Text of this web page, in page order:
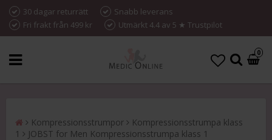
30 dagar returrätt
Snabb leverans
Fri frakt från 499 kr
Utmärkt 4.4 av 5 ★ Trustpilot
0
Kompressionsstrumpor
Kompressionsstrumpa klass
1
JOBST for Men Kompressionsstrumpa klass 1